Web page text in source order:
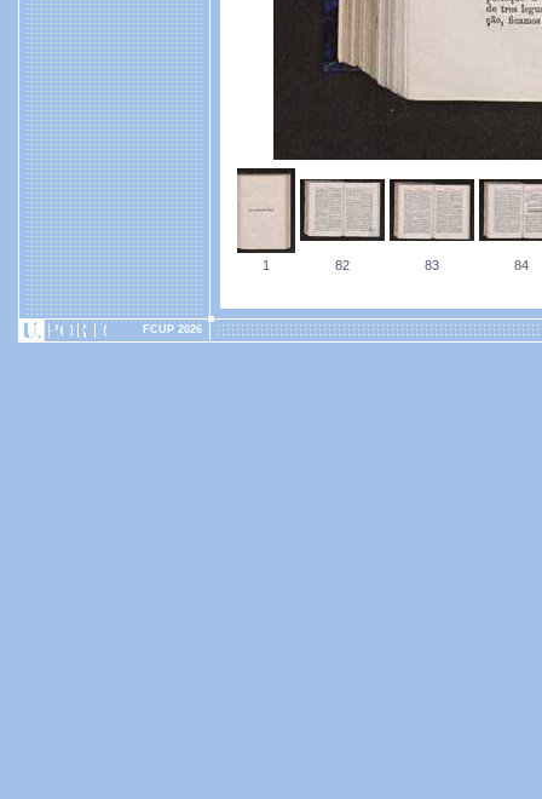
1 82 83 84
FCUP 2026